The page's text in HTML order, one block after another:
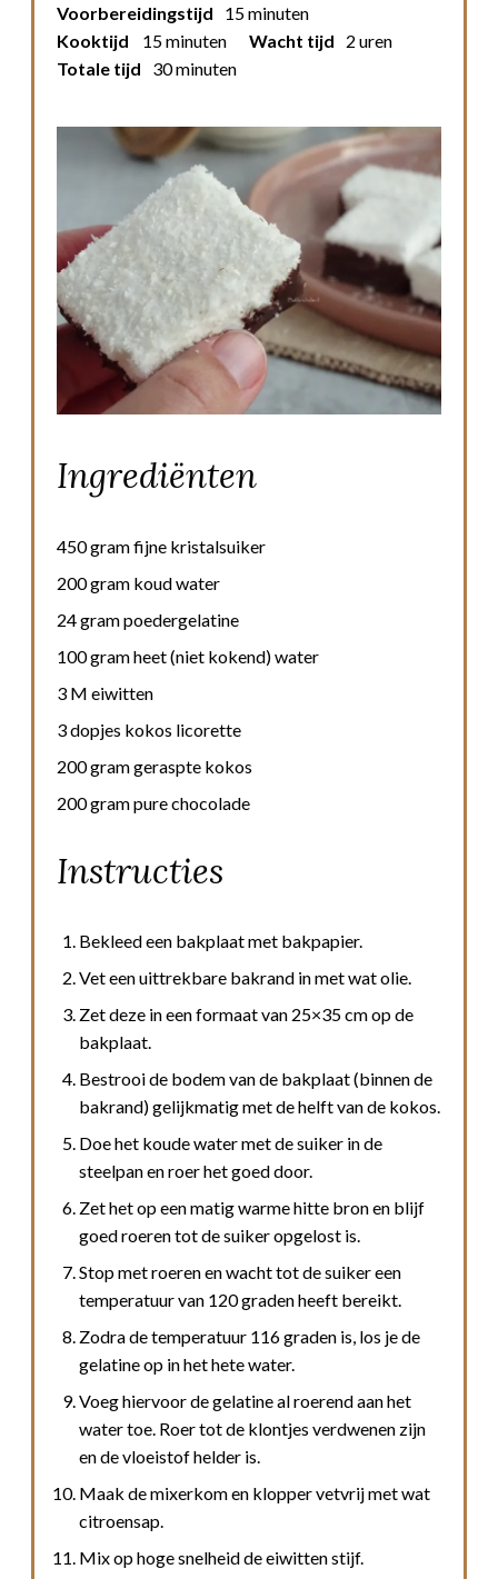
Voorbereidingstijd
15 minuten
Kooktijd
15 minuten Wacht tijd
2 uren
Totale tijd
30 minuten
Ingrediënten
450 gram fijne kristalsuiker
200 gram koud water
24 gram poedergelatine
100 gram heet (niet kokend) water
3 M eiwitten
3 dopjes kokos licorette
200 gram geraspte kokos
200 gram pure chocolade
Instructies
Bekleed een bakplaat met bakpapier.
Vet een uittrekbare bakrand in met wat olie.
Zet deze in een formaat van 25×35 cm op de
bakplaat.
Bestrooi de bodem van de bakplaat (binnen de
bakrand) gelijkmatig met de helft van de kokos.
Doe het koude water met de suiker in de
steelpan en roer het goed door.
Zet het op een matig warme hitte bron en blijf
goed roeren tot de suiker opgelost is.
Stop met roeren en wacht tot de suiker een
temperatuur van 120 graden heeft bereikt.
Zodra de temperatuur 116 graden is, los je de
gelatine op in het hete water.
Voeg hiervoor de gelatine al roerend aan het
water toe. Roer tot de klontjes verdwenen zijn
en de vloeistof helder is.
Maak de mixerkom en klopper vetvrij met wat
citroensap.
Mix op hoge snelheid de eiwitten stijf.